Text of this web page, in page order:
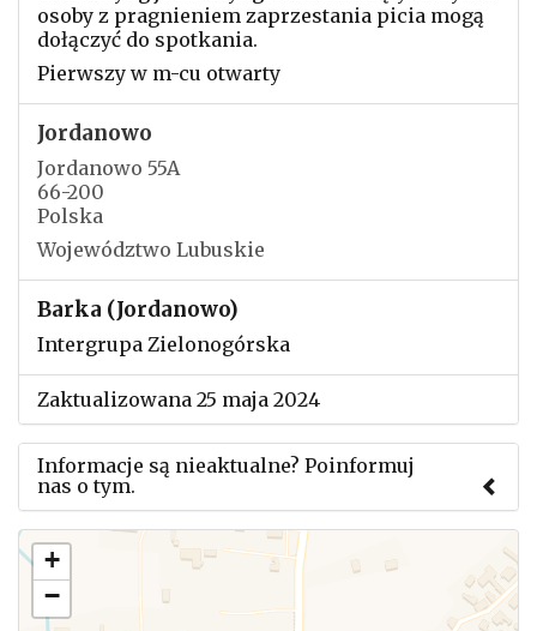
osoby z pragnieniem zaprzestania picia mogą
dołączyć do spotkania.
Pierwszy w m-cu otwarty
Jordanowo
Jordanowo 55A
66-200
Polska
Województwo Lubuskie
Barka (Jordanowo)
Intergrupa Zielonogórska
Zaktualizowana 25 maja 2024
Informacje są nieaktualne? Poinformuj
nas o tym.
Użyj tego formularza aby przesłać informację o
zmianach w powyższym mityngu.
+
−